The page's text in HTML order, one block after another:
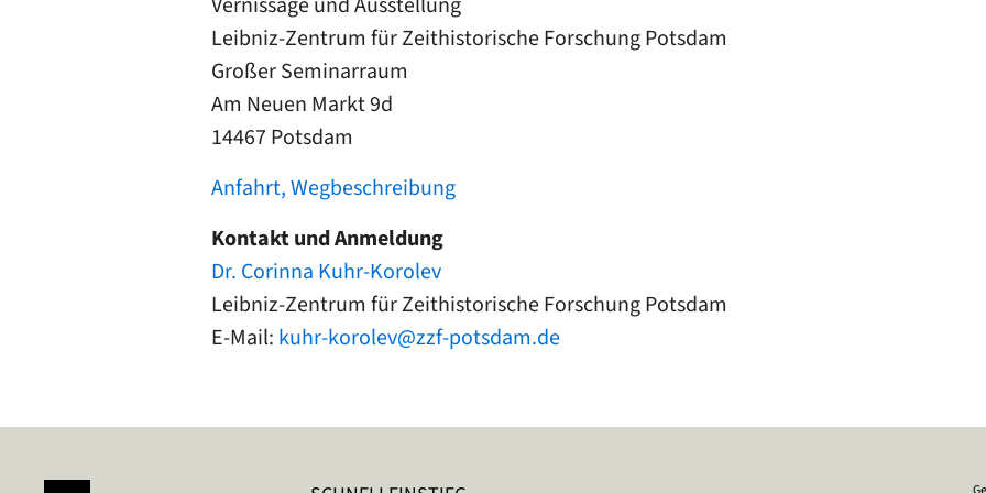
Leibniz-Zentrum für Zeithistorische Forschung Potsdam
Großer Seminarraum
Am Neuen Markt 9d
14467 Potsdam
Anfahrt, Wegbeschreibung
Kontakt und Anmeldung
Dr. Corinna Kuhr-Korolev
Leibniz-Zentrum für Zeithistorische Forschung Potsdam
E-Mail: kuhr-korolev@zzf-potsdam.de